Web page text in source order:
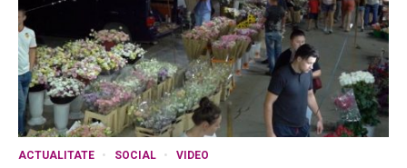
ACTUALITATE SOCIAL VIDEO